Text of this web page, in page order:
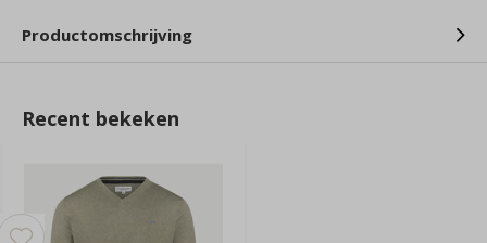
Productomschrijving
Recent bekeken